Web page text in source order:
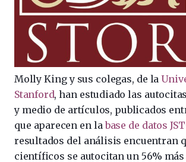
Molly King y sus colegas, de la
Stanford, han estudiado las
y medio de artículos, publicados
que aparecen en labase de datos
resultados del análisis encuentran
científicos se autocitan un 56% más